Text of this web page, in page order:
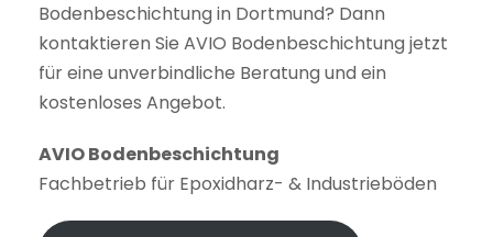
Bodenbeschichtung in Dortmund? Dann
kontaktieren Sie AVIO Bodenbeschichtung jetzt
für eine unverbindliche Beratung und ein
kostenloses Angebot.
AVIO Bodenbeschichtung
Fachbetrieb für Epoxidharz- & Industrieböden